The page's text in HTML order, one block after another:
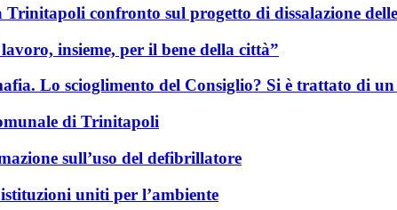
confronto sul progetto di dissalazione
insieme, per il bene della città”
Lo scioglimento del Consiglio? Si è trattato di
di Trinitapoli
sull’uso del defibrillatore
uniti per l’ambiente